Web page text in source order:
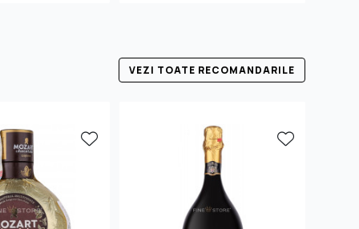
VEZI TOATE RECOMANDARILE